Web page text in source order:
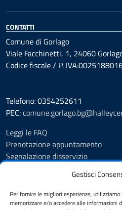
Gestisci
Per fornire le migliori esperienze,
memorizzare e/o accedere alle informazioni
CONTATTI
Comune di Gorlago
Viale Facchinetti, 1, 24060
Codice fiscale / P.
Telefono: 0354252611
PEC:
Leggi le FAQ
Prenotazione appuntamento
Segnalazione disservizio
Cookie Policy
Informativa privacy